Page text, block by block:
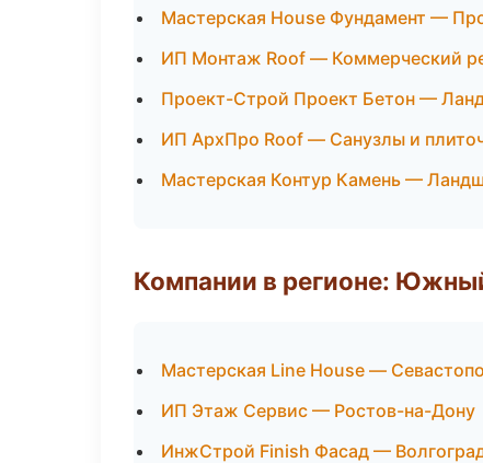
Мастерская House Фундамент —
ИП Монтаж Roof — Коммерческий
Проект-Строй Проект Бетон —
ИП АрхПро Roof — Санузлы и
Мастерская Контур Камень —
Компании в регионе:
Мастерская Line House —
ИП Этаж Сервис — Ростов-на-Дону
ИнжСтрой Finish Фасад —